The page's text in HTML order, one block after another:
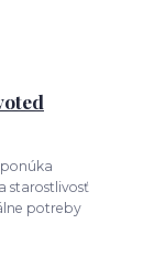
starostlivosť
potreby